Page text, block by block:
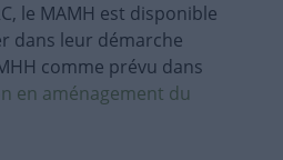
le MAMH est disponible
dans leur démarche
comme prévu dans
en aménagement du